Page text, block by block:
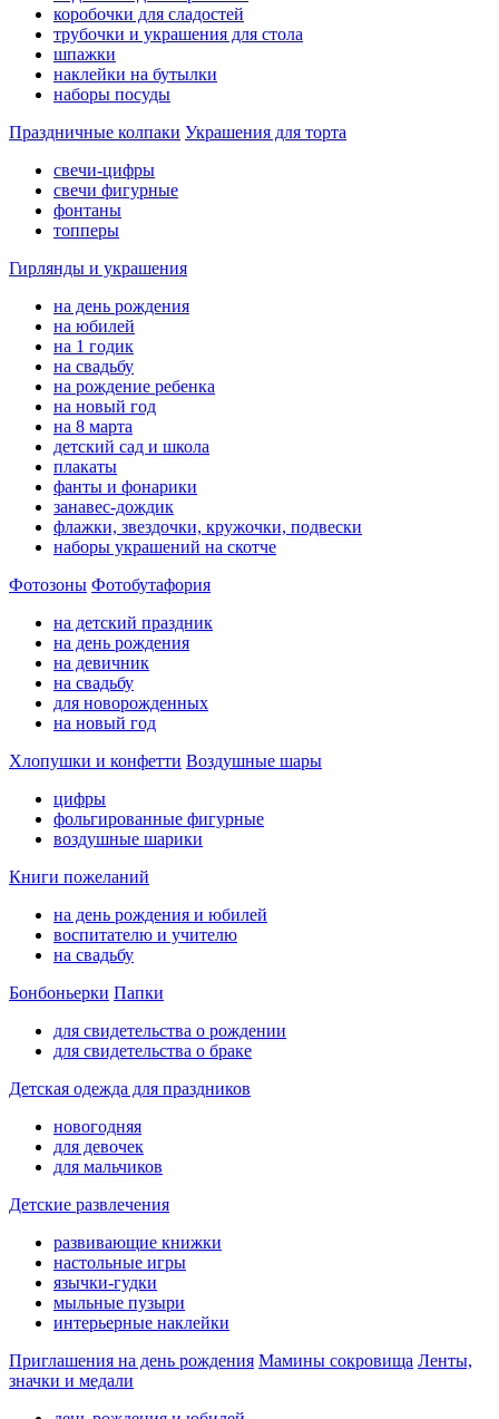
коробочки для сладостей
трубочки и украшения для стола
шпажки
наклейки на бутылки
наборы посуды
Праздничные колпаки Украшения для торта
свечи-цифры
свечи фигурные
фонтаны
топперы
Гирлянды и украшения
на день рождения
на юбилей
на 1 годик
на свадьбу
на рождение ребенка
на новый год
на 8 марта
детский сад и школа
плакаты
фанты и фонарики
занавес-дождик
флажки, звездочки, кружочки, подвески
наборы украшений на скотче
Фотозоны Фотобутафория
на детский праздник
на день рождения
на девичник
на свадьбу
для новорожденных
на новый год
Хлопушки и конфетти Воздушные шары
цифры
фольгированные фигурные
воздушные шарики
Книги пожеланий
на день рождения и юбилей
воспитателю и учителю
на свадьбу
Бонбоньерки Папки
для свидетельства о рождении
для свидетельства о браке
Детская одежда для праздников
новогодняя
для девочек
для мальчиков
Детские развлечения
развивающие книжки
настольные игры
язычки-гудки
мыльные пузыри
интерьерные наклейки
Приглашения на день рождения Мамины сокровища Ленты,
значки и медали